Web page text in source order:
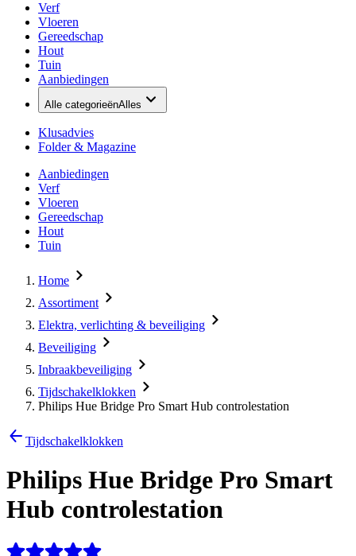
Verf
Vloeren
Gereedschap
Hout
Tuin
Aanbiedingen
Alle categorieënAlles
Klusadvies
Folder & Magazine
Aanbiedingen
Verf
Vloeren
Gereedschap
Hout
Tuin
Home
Assortiment
Elektra, verlichting & beveiliging
Beveiliging
Inbraakbeveiliging
Tijdschakelklokken
Philips Hue Bridge Pro Smart Hub controlestation
Tijdschakelklokken
Philips Hue Bridge Pro Smart
Hub controlestation